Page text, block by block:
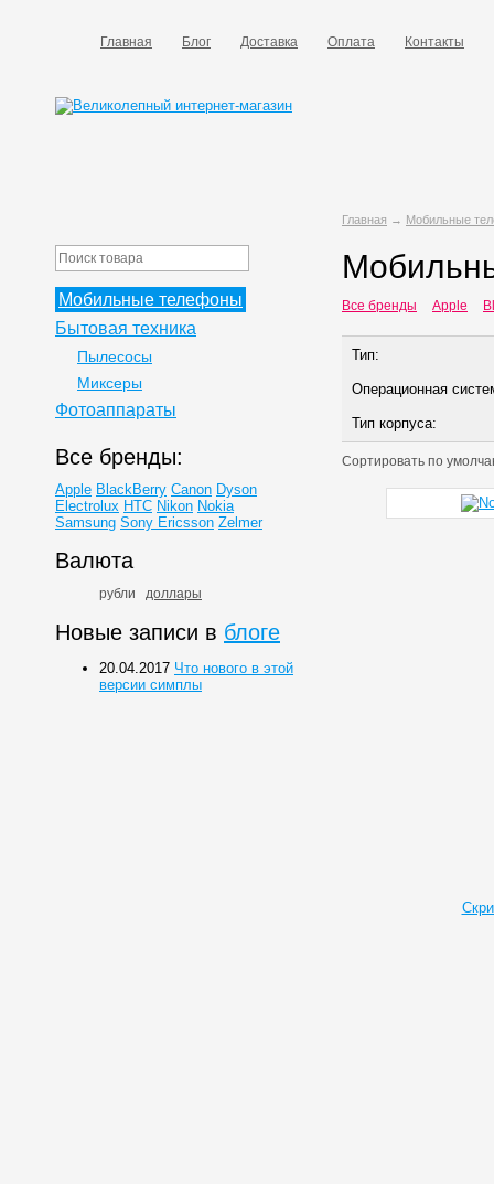
Главная Блог Доставка Оплата Контакты
Главная → Мобильные
Все бренды Apple
Тип:
Операционная
Тип корпуса:
Сортировать по
Мобильные телефоны
Бытовая техника
Пылесосы
Миксеры
Фотоаппараты
Все бренды:
Apple BlackBerry Canon Dyson
Electrolux HTC Nikon Nokia
Samsung Sony Ericsson Zelmer
Валюта
рубли доллары
Новые записи в блоге
20.04.2017 Что нового в этой
версии симплы